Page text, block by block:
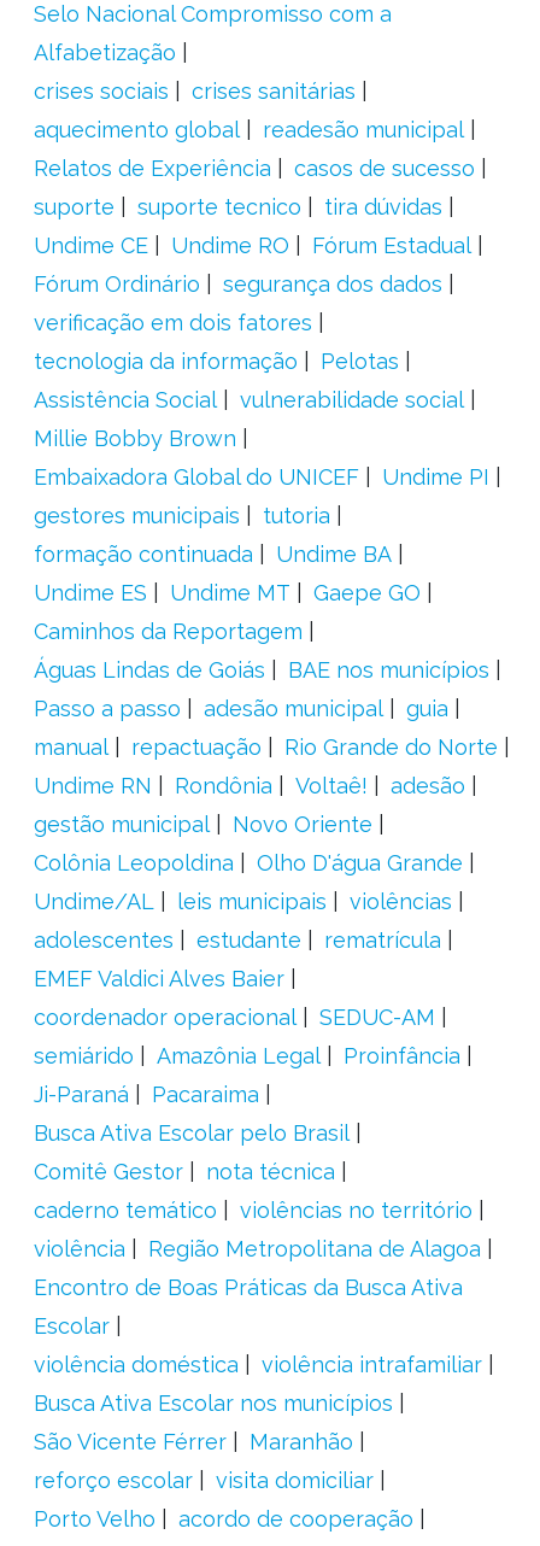
Selo Nacional Compromisso com a
Alfabetização
crises sociais
crises sanitárias
aquecimento global
readesão municipal
Relatos de Experiência
casos de sucesso
suporte
suporte tecnico
tira dúvidas
Undime CE
Undime RO
Fórum Estadual
Fórum Ordinário
segurança dos dados
verificação em dois fatores
tecnologia da informação
Pelotas
Assistência Social
vulnerabilidade social
Millie Bobby Brown
Embaixadora Global do UNICEF
Undime PI
gestores municipais
tutoria
formação continuada
Undime BA
Undime ES
Undime MT
Gaepe GO
Caminhos da Reportagem
Águas Lindas de Goiás
BAE nos municípios
Passo a passo
adesão municipal
guia
manual
repactuação
Rio Grande do Norte
Undime RN
Rondônia Voltaê!
adesão
gestão municipal
Novo Oriente
Colônia Leopoldina
Olho D'água Grande
Undime/AL
leis municipais
violências
adolescentes
estudante
rematrícula
EMEF Valdici Alves Baier
coordenador operacional
SEDUC-AM
semiárido
Amazônia Legal
Proinfância
Ji-Paraná
Pacaraima
Busca Ativa Escolar pelo Brasil
Comitê Gestor
nota técnica
caderno temático
violências no território
violência
Região Metropolitana de Alagoa
Encontro de Boas Práticas da Busca Ativa
Escolar
violência doméstica
violência intrafamiliar
Busca Ativa Escolar nos municípios
São Vicente Férrer
Maranhão
reforço escolar
visita domiciliar
Porto Velho
acordo de cooperação